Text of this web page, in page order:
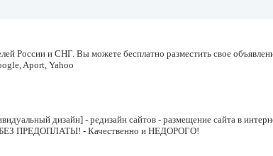
России и СНГ. Вы можете бесплатно разместить свое
Aport, Yahoo
дизайн] - редизайн сайтов - размещение сайта в
- БЕЗ ПРЕДОПЛАТЫ! - Качественно и НЕДОРОГО!